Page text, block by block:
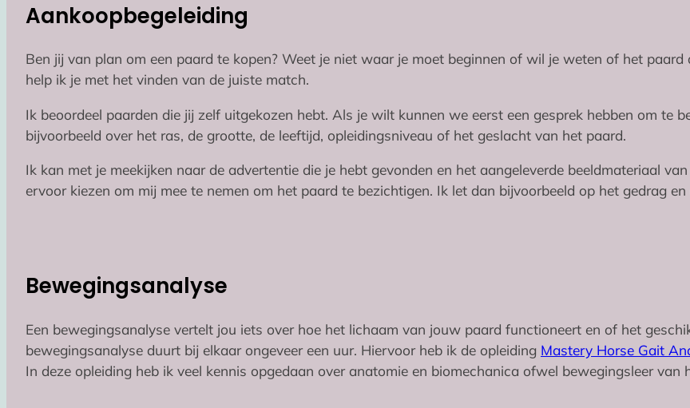
Aankoopbegeleiding
Ben jij van plan om een paard te kopen? Weet je niet waar je moet beginnen of wil je weten of het
help ik je met het vinden van de juiste match.
Ik beoordeel paarden die jij zelf uitgekozen hebt. Als je wilt kunnen we eerst een gesprek hebben om te
bijvoorbeeld over het ras, de grootte, de leeftijd, opleidingsniveau of het geslacht van het paard.
Ik kan met je meekijken naar de advertentie die je hebt gevonden en het aangeleverde beeldmateriaal
ervoor kiezen om mij mee te nemen om het paard te bezichtigen. Ik let dan bijvoorbeeld op het gedrag
Bewegingsanalyse
Een bewegingsanalyse vertelt jou iets over hoe het lichaam van jouw paard functioneert en of het
bewegingsanalyse duurt bij elkaar ongeveer een uur. Hiervoor heb ik de opleiding Mastery Horse Gait
In deze opleiding heb ik veel kennis opgedaan over anatomie en biomechanica ofwel bewegingsleer van